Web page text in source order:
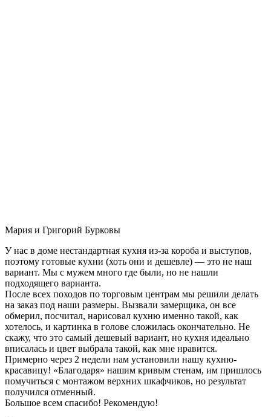
Мария и Григорий Бурковы
У нас в доме нестандартная кухня из-за короба и выступов,
поэтому готовые кухни (хоть они и дешевле) — это не наш
вариант. Мы с мужем много где были, но не нашли
подходящего варианта.
После всех походов по торговым центрам мы решили делать
на заказ под наши размеры. Вызвали замерщика, он все
обмерил, посчитал, нарисовал кухню именно такой, как
хотелось, и картинка в голове сложилась окончательно. Не
скажу, что это самый дешевый вариант, но кухня идеально
вписалась и цвет выбрала такой, как мне нравится.
Примерно через 2 недели нам установили нашу кухню-
красавицу! «Благодаря» нашим кривым стенам, им пришлось
помучиться с монтажом верхних шкафчиков, но результат
получился отменный.
Большое всем спасибо! Рекомендую!